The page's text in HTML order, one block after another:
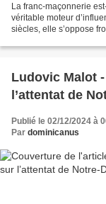
La franc-maçonnerie
véritable moteur
siècles, elle s’oppose
Ludovic Malot
l’attentat de
Publié le 02/12/2024 à
Par dominicanus